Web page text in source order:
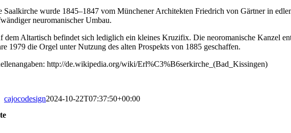
Saalkirche wurde 1845–1847 vom Münchener Architekten Friedrich von Gärtner in
neuromanischer Umbau.
dem Altartisch befindet sich lediglich ein kleines Kruzifix. Die neoromanische Kanzel
1979 die Orgel unter Nutzung des alten Prospekts von 1885 geschaffen.
http://de.wikipedia.org/wiki/Erl%C3%B6serkirche_(Bad_Kissingen)
cajocodesign2024-10-22T07:37:50+00:00